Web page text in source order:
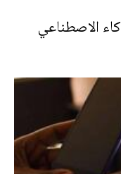
الاصطناعي